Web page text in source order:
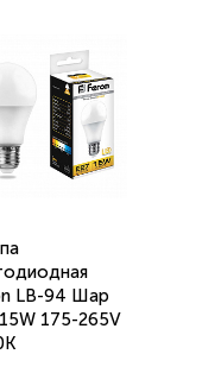
LB-94 Шар
175-265V